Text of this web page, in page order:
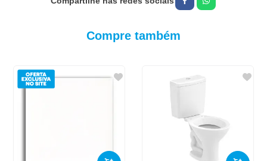
Compre também